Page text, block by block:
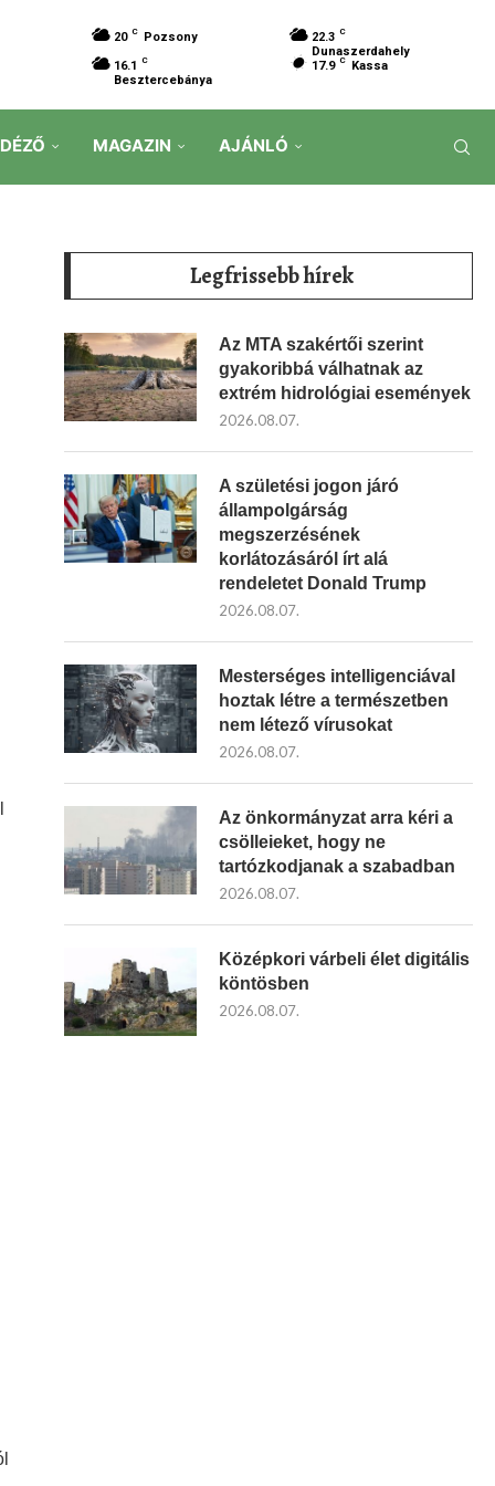
20 C Pozsony 22.3 C
Dunaszerdahely
16.1 C
Besztercebánya
17.9 C Kassa
MAGAZIN AJÁNLÓ
Legfrissebb hírek
Az MTA szakértői szerint
gyakoribbá válhatnak az
extrém hidrológiai események
2026.08.07.
A születési jogon járó
állampolgárság
megszerzésének
korlátozásáról írt alá
rendeletet Donald Trump
2026.08.07.
Mesterséges intelligenciával
hoztak létre a természetben
nem létező vírusokat
2026.08.07.
Az önkormányzat arra kéri a
csölleieket, hogy ne
tartózkodjanak a szabadban
2026.08.07.
Középkori várbeli élet digitális
köntösben
2026.08.07.